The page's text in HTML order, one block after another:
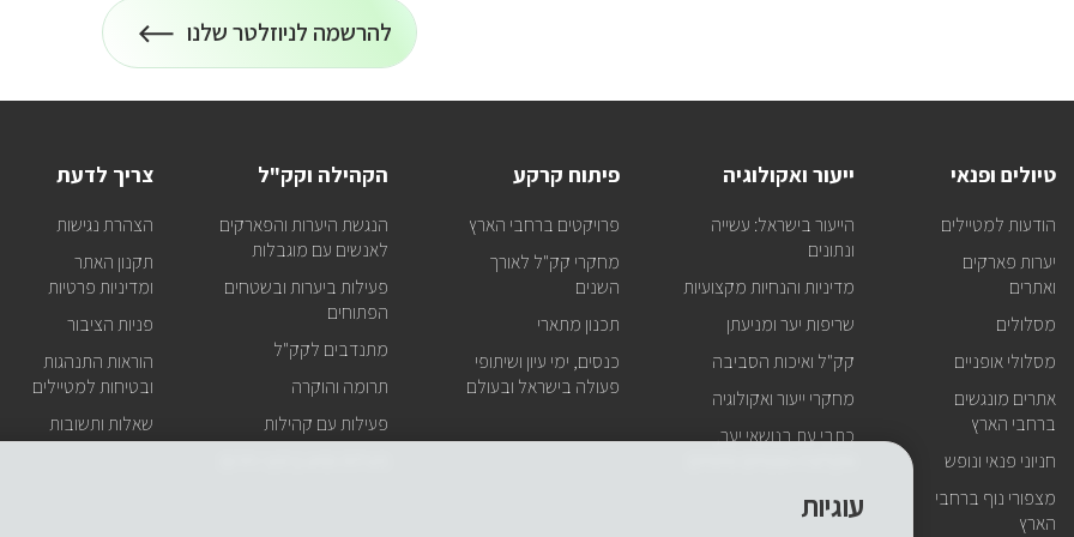
הרשמה
לניוזלטר
להרשמה לניוזלטר שלנו
על
כל
ופעילויות
קק"ל
במייל
טיולים ופנאי
הודעות למטיילים
יערות פארקים
ואתרים
מסלולים
מסלולי אופניים
אתרים מונגשים
ברחבי הארץ
חניוני פנאי ונופש
מצפורי נוף ברחבי
הארץ
ייעור ואקולוגיה
הייעור בישראל: עשייה
ונתונים
מדיניות והנחיות מקצועיות
שריפות יער ומניעתן
קק"ל ואיכות הסביבה
מחקרי ייעור ואקולוגיה
כתבי עת בנושאי יער,
פיתוח קרקע
פרויקטים ברחבי הארץ
מחקרי קק"ל לאורך
השנים
תכנון מתארי
כנסים, ימי עיון ושיתופי
פעולה בישראל ובעולם
הקהילה וקק"ל
הנגשת היערות והפארקים
לאנשים עם מוגבלות
פעילות ביערות ובשטחים
הפתוחים
מתנדבים לקק"ל
תרומה והוקרה
פעילות עם קהילות
צריך לדעת
הצהרת נגישות
תקנון האתר
ומדיניות פרטיות
פניות הציבור
הוראות התנהגות
ובטיחות למטיילים
שאלות ותשובות
עוגיות